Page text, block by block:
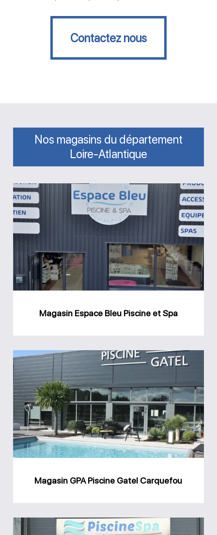
Contactez nous
Contactez nous
Nos magasins du département
Loire-Atlantique
Magasin
Espace
Bleu
Piscine
et
Spa
Magasin Espace Bleu Piscine et Spa
Magasin
Piscine
Gatel
Carquefou
Magasin GPA Piscine Gatel Carquefou
Magasin